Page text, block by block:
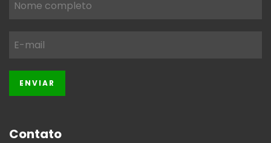
Contato